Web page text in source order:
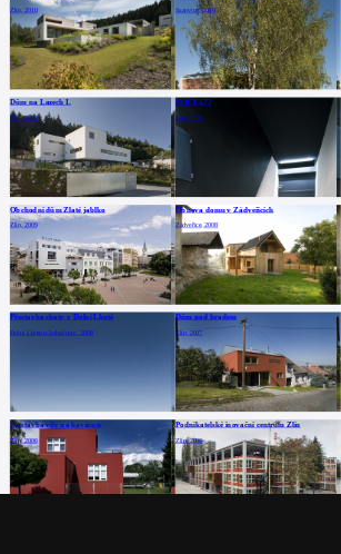
Zlín, 2010 Sazovice, 2010
Dům na Lazech I.
Zlín, 2009
LOFT 577
Zlín, 2009
Obchodní dům Zlaté jablko
Zlín, 2009
Obnova domu v Zádveřicích
Zádveřice, 2008
Přestavba chaty v Dolní Lhotě
Dolní Lhota u Luhačovic, 2008
Dům pod hradem
Zlín, 2007
Přestavba vily na kavárnu
Zlín, 2006
Podnikatelské inovační centrum Zlín
Zlín, 2006